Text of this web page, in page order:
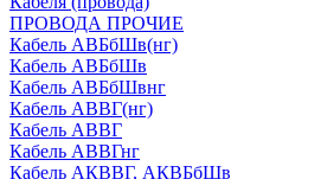
ПРОВОДА ПРОЧИЕ
Кабель АВБбШв(нг)
Кабель АВБбШв
Кабель АВБбШвнг
Кабель АВВГ(нг)
Кабель АВВГ
Кабель АВВГнг
Кабель АКВВГ, АКВБбШв